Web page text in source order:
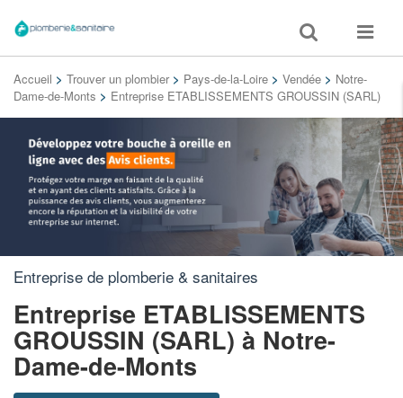
Toggle
search
Toggle
Accueil > Trouver un plombier > Pays-de-la-Loire > Vendée > Notre-
Dame-de-Monts > Entreprise ETABLISSEMENTS GROUSSIN (SARL)
Entreprise de plomberie & sanitaires
Entreprise ETABLISSEMENTS
GROUSSIN (SARL) à Notre-
Dame-de-Monts